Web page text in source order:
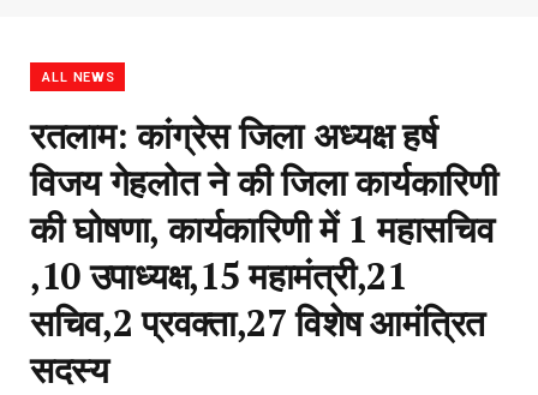
ALL NEWS
रतलाम: कांग्रेस जिला अध्यक्ष हर्ष
विजय गेहलोत ने की जिला कार्यकारिणी
की घोषणा, कार्यकारिणी में 1 महासचिव
,10 उपाध्यक्ष,15 महामंत्री,21
सचिव,2 प्रवक्ता,27 विशेष आमंत्रित
सदस्य